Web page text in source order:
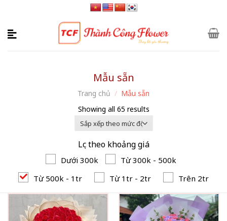
content
Mẫu sẵn
Trang chủ / Mẫu sẵn
Showing all 65 results
Lọc theo khoảng giá
Dưới 300k
Từ 300k - 500k
Từ 500k - 1tr
Từ 1tr - 2tr Trên 2tr